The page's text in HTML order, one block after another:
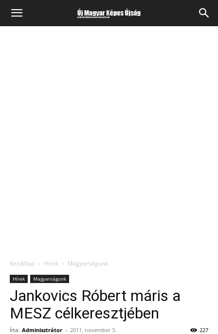
Kezdőlap Hírek Magyarságunk
Hírek Magyarságunk
Jankovics Róbert máris a
MESZ célkeresztjében
Írta: Adminisztrátor - 2011, november 3. 227